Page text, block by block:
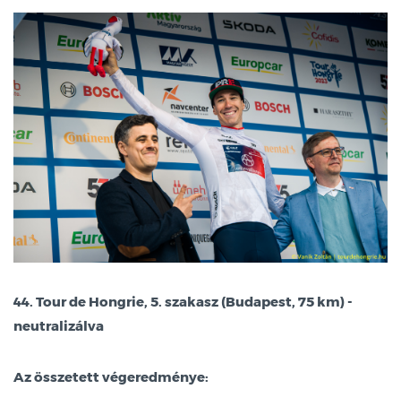
44. Tour de Hongrie, 5. szakasz (Budapest, 75 km) -
neutralizálva
Az összetett végeredménye: